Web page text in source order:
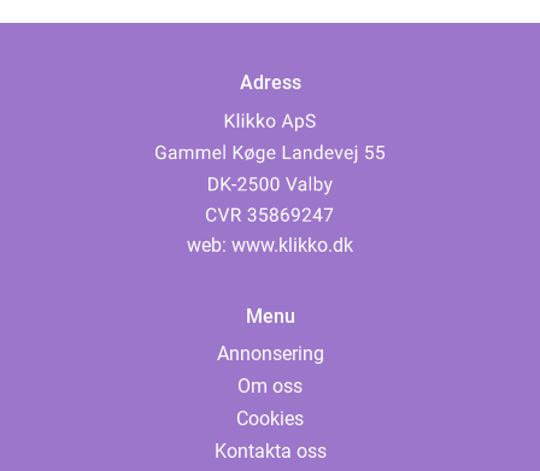
Adress
web: www.klikko.dk
Menu
Annonsering
Om oss
Cookies
Kontakta oss